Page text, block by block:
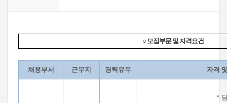
○ 모집부문 및 자격요건
채용부서 근무지 경력유무 자격
*